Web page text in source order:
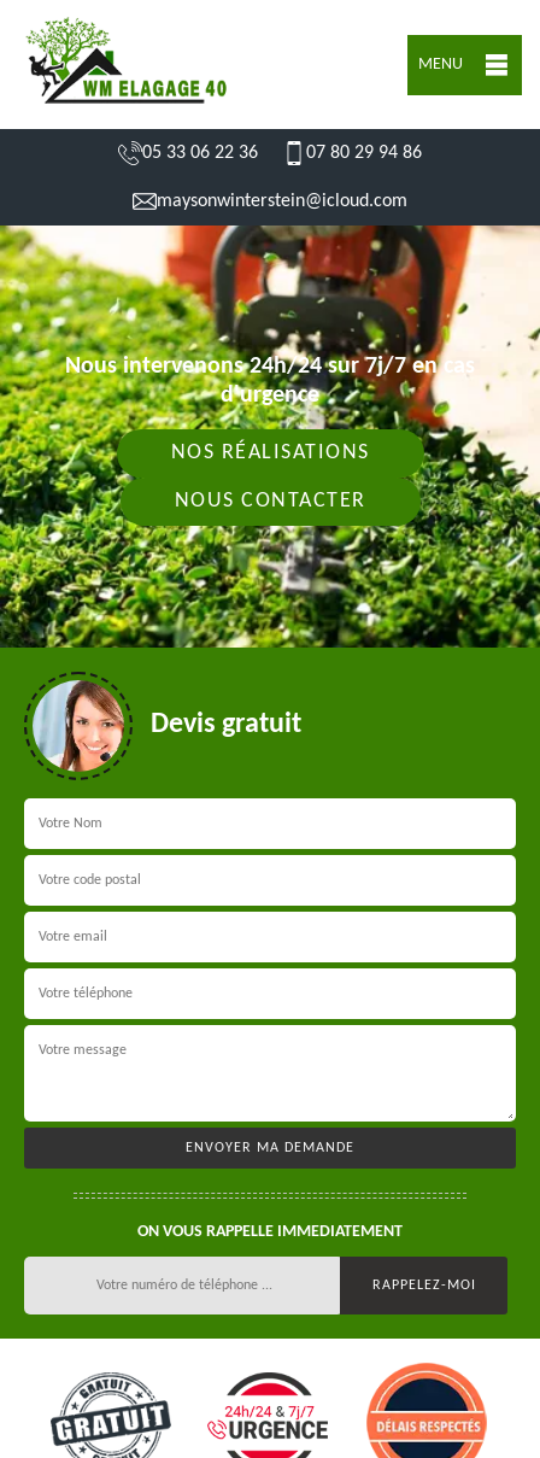
MENU
05 33 06 22 36 07 80 29 94 86
maysonwinterstein@icloud.com
Nous intervenons 24h/24 sur 7j/7 en cas
d'urgence
NOS RÉALISATIONS
NOUS CONTACTER
Devis gratuit
ON VOUS RAPPELLE IMMEDIATEMENT